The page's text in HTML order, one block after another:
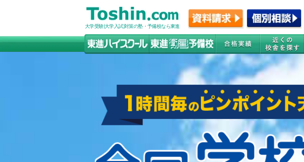
大学受験(大学入試)対策の塾・予備校なら東進